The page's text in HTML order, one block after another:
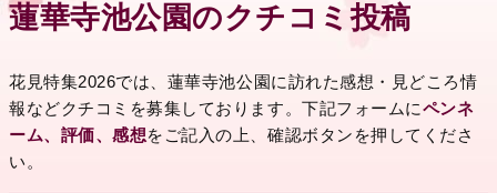
蓮華寺池公園のクチコミ投稿
花見特集2026では、蓮華寺池公園に訪れた感想・見どころ情
報などクチコミを募集しております。下記フォームにペンネ
ーム、評価、感想をご記入の上、確認ボタンを押してくださ
い。